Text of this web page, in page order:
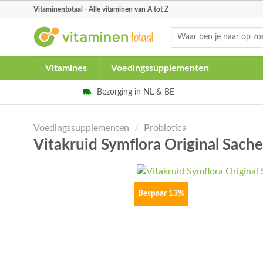
Vitaminentotaal - Alle vitaminen van A tot Z
Zoeken
Vitamines Voedingssupplementen
Bezorging in NL & BE
Voedingssupplementen / Probiotica
Vitakruid Symflora Original
Bespaar 13%